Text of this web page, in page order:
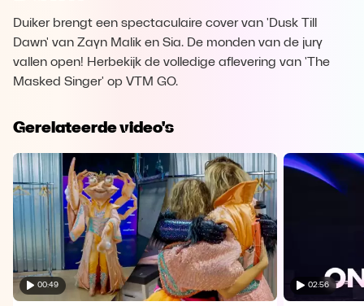
Duiker brengt een spectaculaire cover van 'Dusk Till
Dawn' van Zayn Malik en Sia. De monden van de jury
vallen open! Herbekijk de volledige aflevering van 'The
Masked Singer' op VTM GO.
Gerelateerde video's
00:49 02:56